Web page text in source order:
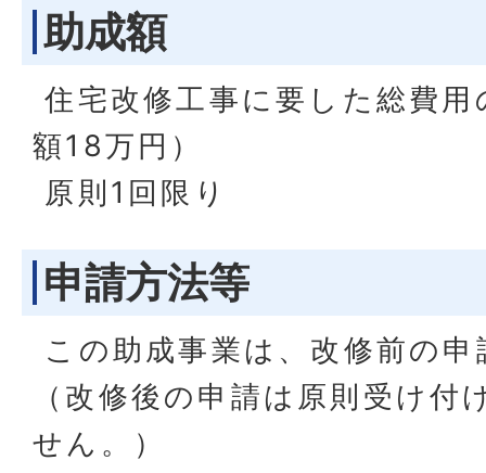
助成額
住宅改修工事に要した総費
額18万円）
原則1回限り
申請方法等
この助成事業は、改修前の
（改修後の申請は原則受け
せん。）